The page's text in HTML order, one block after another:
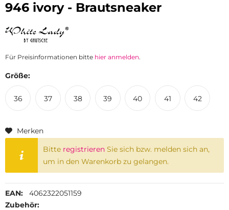
946 ivory - Brautsneaker
Für Preisinformationen bitte hier anmelden.
Größe:
36 37 38 39 40 41 42
Merken
Bitte registrieren Sie sich bzw. melden sich an,
um in den Warenkorb zu gelangen.
EAN:
4062322051159
Zubehör: